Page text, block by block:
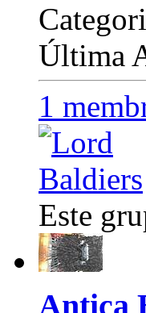
Última
1
Este
Antica